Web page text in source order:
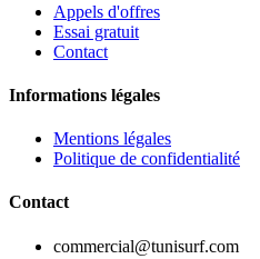
Appels d'offres
Essai gratuit
Contact
Informations légales
Mentions légales
Politique de confidentialité
Contact
commercial@tunisurf.com